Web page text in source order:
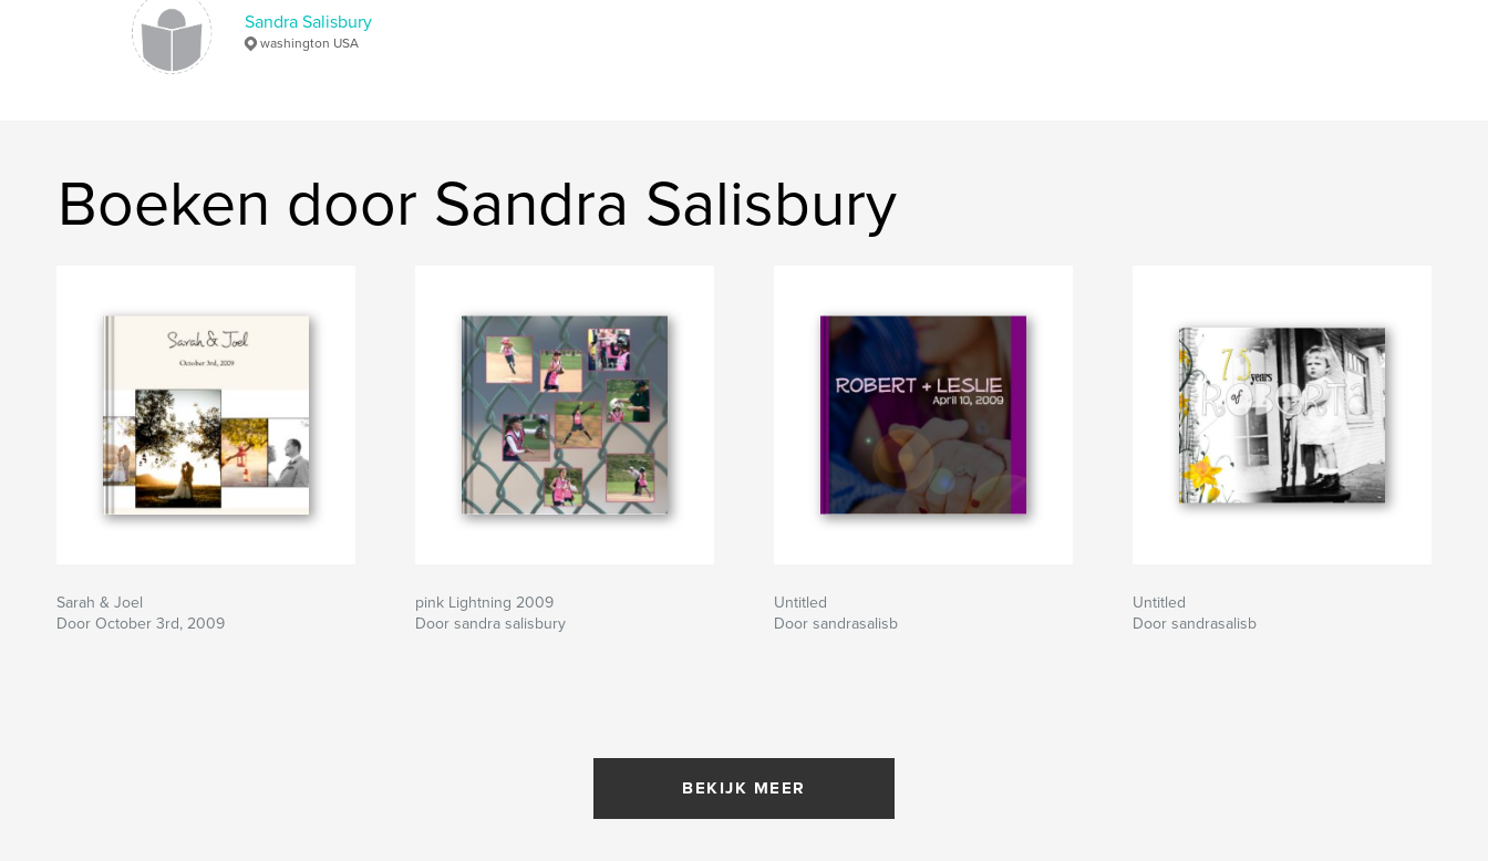
Sandra Salisbury
washington USA
Boeken door Sandra Salisbury
Sarah & Joel
Door October 3rd, 2009
pink Lightning 2009
Door sandra salisbury
Untitled
Door sandrasalisb
Untitled
Door sandrasalisb
BEKIJK MEER